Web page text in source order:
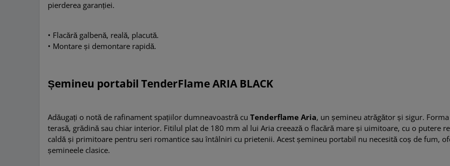
pierderea garanției.
• Flacără galbenă, reală, placută.
• Montare și demontare rapidă.
Șemineu portabil TenderFlame ARIA BLACK
Adăugați o notă de rafinament spațiilor dumneavoastră cuTenderflame Aria, un șemineu atrăgător și sigur.
terasă, grădină sau chiar interior. Fitilul plat de 180 mm al lui Aria creează o flacără mare și uimitoare, cu o putere
caldă și primitoare pentru seri romantice sau întâlniri cu prietenii. Acest șemineu portabil nu necesită coș de fum,
șemineele clasice.